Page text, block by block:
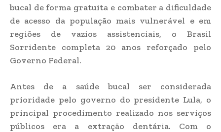
bucal de forma gratuita e combater a dificuldade
de acesso da população mais vulnerável e em
regiões de vazios assistenciais, o Brasil
Sorridente completa 20 anos reforçado pelo
Governo Federal.
Antes de a saúde bucal ser considerada
prioridade pelo governo do presidente Lula, o
principal procedimento realizado nos serviços
públicos era a extração dentária. Com o